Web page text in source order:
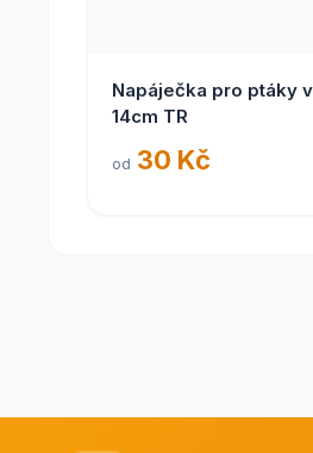
Napáječka pro ptáky
14cm TR
od 30 Kč